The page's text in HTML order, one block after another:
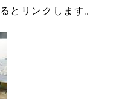
とリンクします。